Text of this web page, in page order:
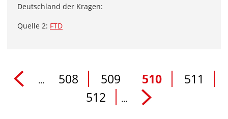
Deutschland der Kragen:
Quelle 2: FTD
... 508 509 510
511
512
...